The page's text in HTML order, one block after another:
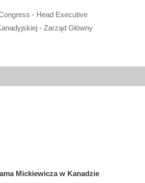
- Head Executive
- Zarząd Główny
Mickiewicza w Kanadzie